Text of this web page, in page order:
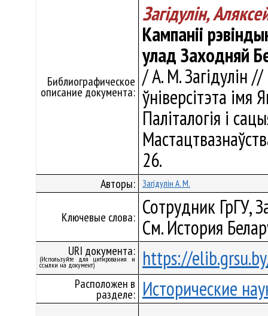
Библиографическое
описание документа:
Загідулін,
Кампаніі
улад Заходняй
/ А. М. Загідулін
ўніверсітэта імя
Паліталогія і
26.
Авторы: Загідулін А. М.
Ключевые слова: Сотрудник ГрГУ,
См. История
URI документа:
(Используйте для цитирования и
ссылки на документ) https://
Расположен в
разделе: Исторические